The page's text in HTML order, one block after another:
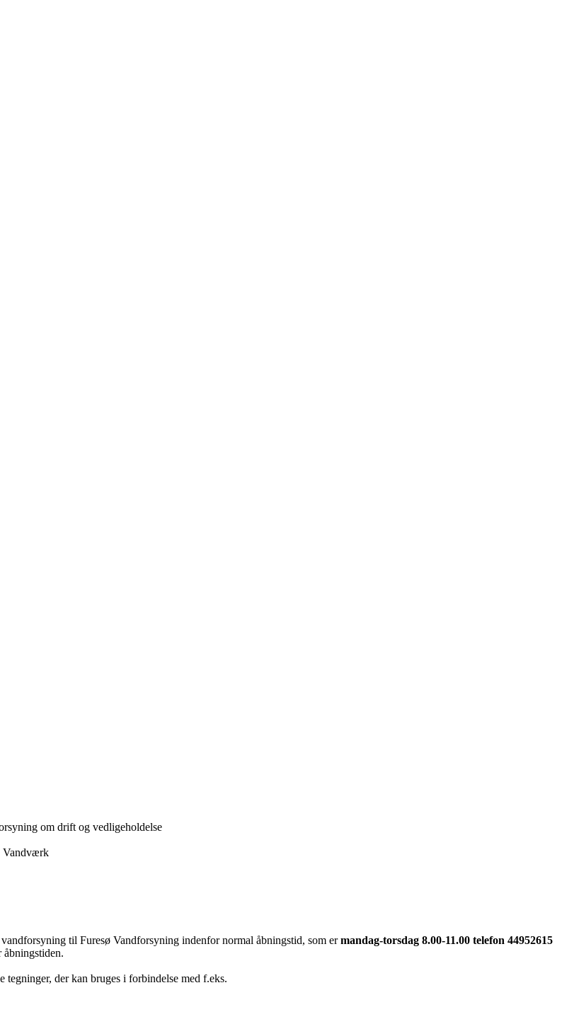
om drift og vedligeholdelse
Vandværk
til Furesø Vandforsyning indenfor normal åbningstid, som ermandag-torsdag 8.00-11.00 telefon 44952615
åbningstiden.
der kan bruges i forbindelse med f.eks.